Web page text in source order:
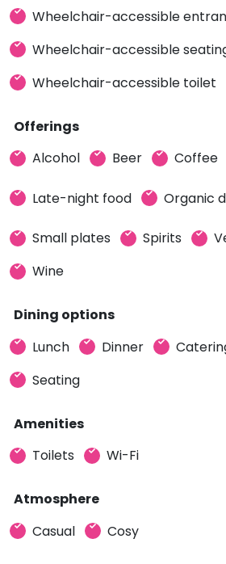
Wheelchair-accessible
Wheelchair-accessible
Wheelchair-accessible toilet
Offerings
Alcohol
Beer Coffee
Late-night food Organic
Small plates Spirits
Wine
Dining options
Lunch
Dinner
Seating
Amenities
Toilets
Wi-Fi
Atmosphere
Casual
Cosy